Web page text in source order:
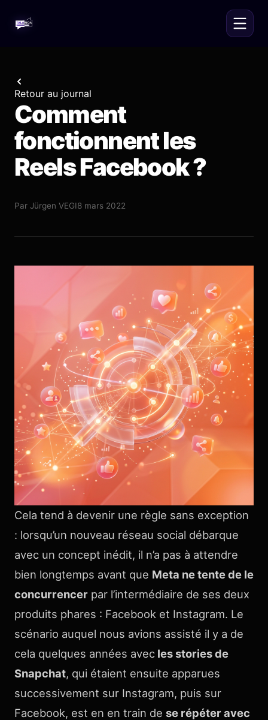
Retour au journal
Comment
fonctionnent les
Reels Facebook ?
Par Jürgen VEGI8 mars 2022
Cela tend à devenir une règle sans exception
: lorsqu’un nouveau réseau social débarque
avec un concept inédit, il n’a pas à attendre
bien longtemps avant que Meta ne tente de le
concurrencer par l’intermédiaire de ses deux
produits phares : Facebook et Instagram. Le
scénario auquel nous avions assisté il y a de
cela quelques années avec les stories de
Snapchat, qui étaient ensuite apparues
successivement sur Instagram, puis sur
Facebook, est en en train de se répéter avec